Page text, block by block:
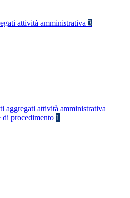
attività amministrativa 3
aggregati attività amministrativa
di procedimento 1